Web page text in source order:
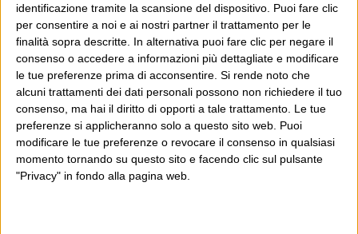
identificazione tramite la scansione del dispositivo. Puoi fare clic
per consentire a noi e ai nostri partner il trattamento per le
finalità sopra descritte. In alternativa puoi fare clic per negare il
consenso o accedere a informazioni più dettagliate e modificare
le tue preferenze prima di acconsentire. Si rende noto che
alcuni trattamenti dei dati personali possono non richiedere il tuo
consenso, ma hai il diritto di opporti a tale trattamento. Le tue
preferenze si applicheranno solo a questo sito web. Puoi
modificare le tue preferenze o revocare il consenso in qualsiasi
momento tornando su questo sito e facendo clic sul pulsante
"Privacy" in fondo alla pagina web.
capitato qui per altri giri.
In questo secondo caso, e se Wittgenstein ti piace,
potrebbe piacerti anche il Post: che è partito
proprio da qui, e dal voler portare gli approcci di
questo blog dentro a un progetto più grande.
Poi il Post è cresciuto ed è diventato anche altro:
un progetto giornalistico che prosegue da oltre 16